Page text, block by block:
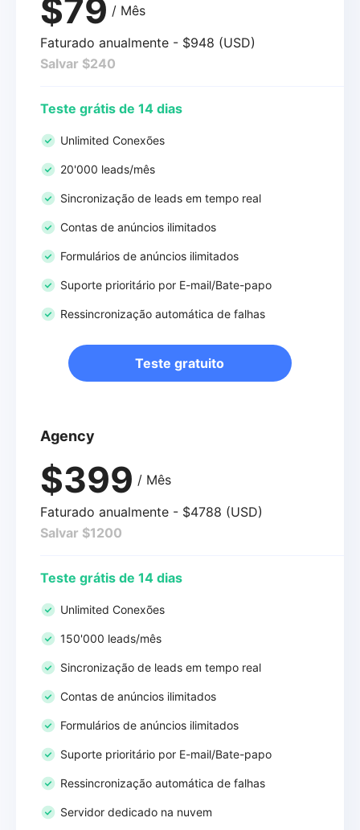
$79 / Mês
Faturado anualmente - $948 (USD)
Salvar $240
Teste grátis de 14 dias
Unlimited Conexões
20'000 leads/mês
Sincronização de leads em tempo real
Contas de anúncios ilimitados
Formulários de anúncios ilimitados
Suporte prioritário por E-mail/Bate-papo
Ressincronização automática de falhas
Teste gratuito
Agency
$399 / Mês
Faturado anualmente - $4788 (USD)
Salvar $1200
Teste grátis de 14 dias
Unlimited Conexões
150'000 leads/mês
Sincronização de leads em tempo real
Contas de anúncios ilimitados
Formulários de anúncios ilimitados
Suporte prioritário por E-mail/Bate-papo
Ressincronização automática de falhas
Servidor dedicado na nuvem